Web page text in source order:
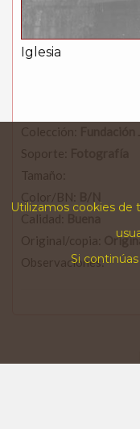
Iglesia
Colección:
Soporte:
Tamaño:
Color/BN:
Calidad:
Original/copia:
Observaciones:
Utilizamos cookies de
Si